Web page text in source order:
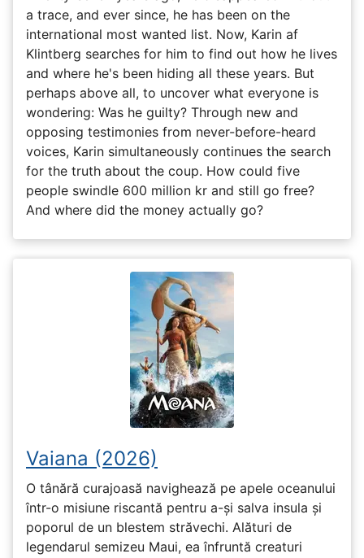
a trace, and ever since, he has been on the
international most wanted list. Now, Karin af
Klintberg searches for him to find out how he lives
and where he's been hiding all these years. But
perhaps above all, to uncover what everyone is
wondering: Was he guilty? Through new and
opposing testimonies from never-before-heard
voices, Karin simultaneously continues the search
for the truth about the coup. How could five
people swindle 600 million kr and still go free?
And where did the money actually go?
Vaiana (2026)
O tânără curajoasă navighează pe apele oceanului
într-o misiune riscantă pentru a-și salva insula și
poporul de un blestem străvechi. Alături de
legendarul semizeu Maui, ea înfruntă creaturi